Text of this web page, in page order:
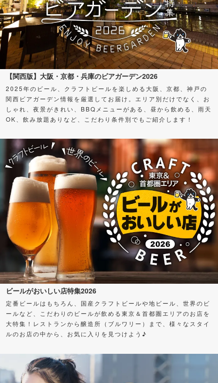
【関西版】大阪・京都・兵庫のビアガーデン2026
2025年のビール、クラフトビールを楽しめる大阪、京都、神戸の
関西ビアガーデン情報を厳選してお届け。エリア別だけでなく、お
しゃれ、夜景がきれい、BBQメニューがある、昼から飲める、雨天
OK、飲み放題ありなど、こだわり条件別でもご紹介します！
ビールがおいしい店特集2026
定番ビールはもちろん、国産クラフトビールや地ビール、世界のビ
ールなど、こだわりのビールが飲める東京＆首都圏エリアのお店を
大特集！レストランから醸造所（ブルワリー）まで、様々なスタイ
ルのお店の中から、お気に入りを見つけよう♪